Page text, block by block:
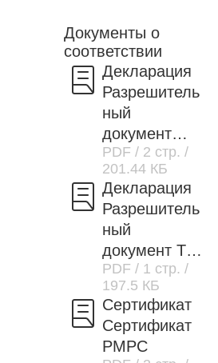
Документы о
соответствии
Декларация
Разрешитель
ный
документ
ТРТС
020/2011
PDF / 2 стр. /
201.44 КБ
Декларация
Разрешитель
ный
документ ТР
ЕАЭС
037/2016
PDF / 1 стр. /
197.5 КБ
Сертификат
Сертификат
РМРС